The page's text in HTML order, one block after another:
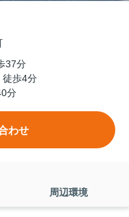
37分
徒歩4分
分
わせ
周辺環境